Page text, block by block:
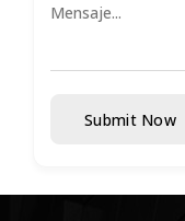
Submit Now